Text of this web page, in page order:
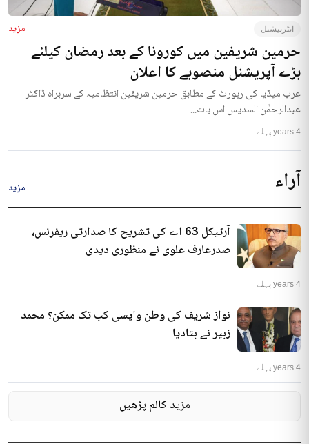
انٹرنیشنل مزید
حرمین شریفین میں کورونا کے بعد رمضان کیلئے
بڑے آپریشنل منصوبے کا اعلان
عرب میڈیا کی رپورٹ کے مطابق حرمین شریفین انتظامیہ کے سربراہ ڈاکٹر
عبدالرحمٰن السدیس اس بات...
4 years پہلے
آراء مزید
آرٹیکل 63 اے کی تشریح کا صدارتی ریفرنس،
صدرعارف علوی نے منظوری دیدی
4 years پہلے
نواز شریف کی وطن واپسی کب تک ممکن؟ محمد
زبیر نے بتادیا
4 years پہلے
مزید کالم پڑھیں